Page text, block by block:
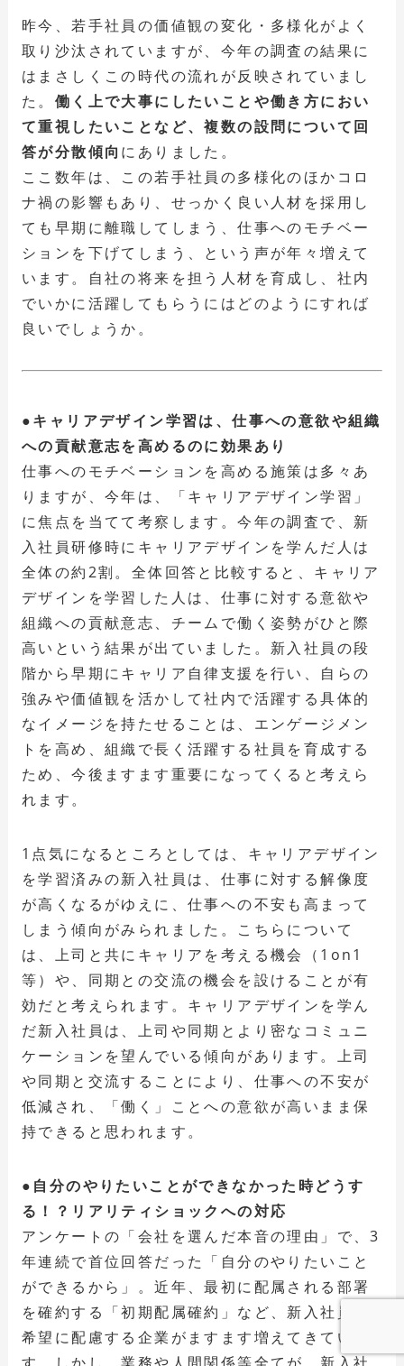
昨今、若手社員の価値観の変化・多様化がよく
取り沙汰されていますが、今年の調査の結果に
はまさしくこの時代の流れが反映されていまし
た。 働く上で大事にしたいことや働き方におい
て重視したいことなど、複数の設問について回
答が分散傾向 にありました。
ここ数年は、この若手社員の多様化のほかコロ
ナ禍の影響もあり、せっかく良い人材を採用し
ても早期に離職してしまう、仕事へのモチベー
ションを下げてしまう、という声が年々増えて
います。自社の将来を担う人材を育成し、社内
でいかに活躍してもらうにはどのようにすれば
良いでしょうか。
●キャリアデザイン学習は、仕事への意欲や組織
への貢献意志を高めるのに効果あり
仕事へのモチベーションを高める施策は多々あ
りますが、今年は、「キャリアデザイン学習」
に焦点を当てて考察します。今年の調査で、新
入社員研修時にキャリアデザインを学んだ人は
全体の約2割。全体回答と比較すると、キャリア
デザインを学習した人は、仕事に対する意欲や
組織への貢献意志、チームで働く姿勢がひと際
高いという結果が出ていました。新入社員の段
階から早期にキャリア自律支援を行い、自らの
強みや価値観を活かして社内で活躍する具体的
なイメージを持たせることは、エンゲージメン
トを高め、組織で長く活躍する社員を育成する
ため、今後ますます重要になってくると考えら
れます。
1点気になるところとしては、キャリアデザイン
を学習済みの新入社員は、仕事に対する解像度
が高くなるがゆえに、仕事への不安も高まって
しまう傾向がみられました。こちらについて
は、上司と共にキャリアを考える機会（1on1
等）や、同期との交流の機会を設けることが有
効だと考えられます。キャリアデザインを学ん
だ新入社員は、上司や同期とより密なコミュニ
ケーションを望んでいる傾向があります。上司
や同期と交流することにより、仕事への不安が
低減され、「働く」ことへの意欲が高いまま保
持できると思われます。
●自分のやりたいことができなかった時どうす
る！？リアリティショックへの対応
アンケートの「会社を選んだ本音の理由」で、3
年連続で首位回答だった「自分のやりたいこと
ができるから」。近年、最初に配属される部署
を確約する「初期配属確約」など、新入社員の
希望に配慮する企業がますます増えてきていま